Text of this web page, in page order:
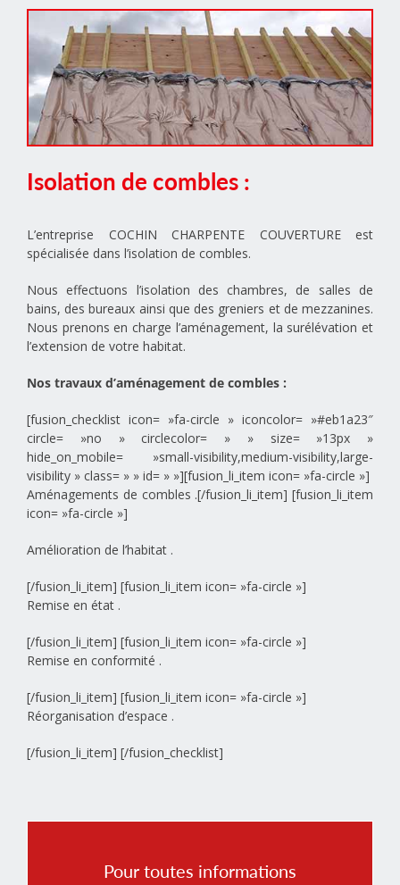
Isolation de combles :
L’entreprise COCHIN CHARPENTE COUVERTURE est
spécialisée dans l’isolation de combles.
Nous effectuons l’isolation des chambres, de salles de
bains, des bureaux ainsi que des greniers et de mezzanines.
Nous prenons en charge l’aménagement, la surélévation et
l’extension de votre habitat.
Nos travaux d’aménagement de combles :
[fusion_checklist icon= »fa-circle » iconcolor= »#eb1a23″
circle= »no » circlecolor= » » size= »13px »
hide_on_mobile= »small-visibility,medium-visibility,large-
visibility » class= » » id= » »][fusion_li_item icon= »fa-circle »]
Aménagements de combles .[/fusion_li_item] [fusion_li_item
icon= »fa-circle »]
Amélioration de l’habitat .
[/fusion_li_item] [fusion_li_item icon= »fa-circle »]
Remise en état .
[/fusion_li_item] [fusion_li_item icon= »fa-circle »]
Remise en conformité .
[/fusion_li_item] [fusion_li_item icon= »fa-circle »]
Réorganisation d’espace .
[/fusion_li_item] [/fusion_checklist]
Pour toutes informations